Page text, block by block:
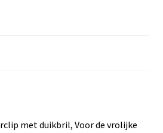
met duikbril, Voor de vrolijke